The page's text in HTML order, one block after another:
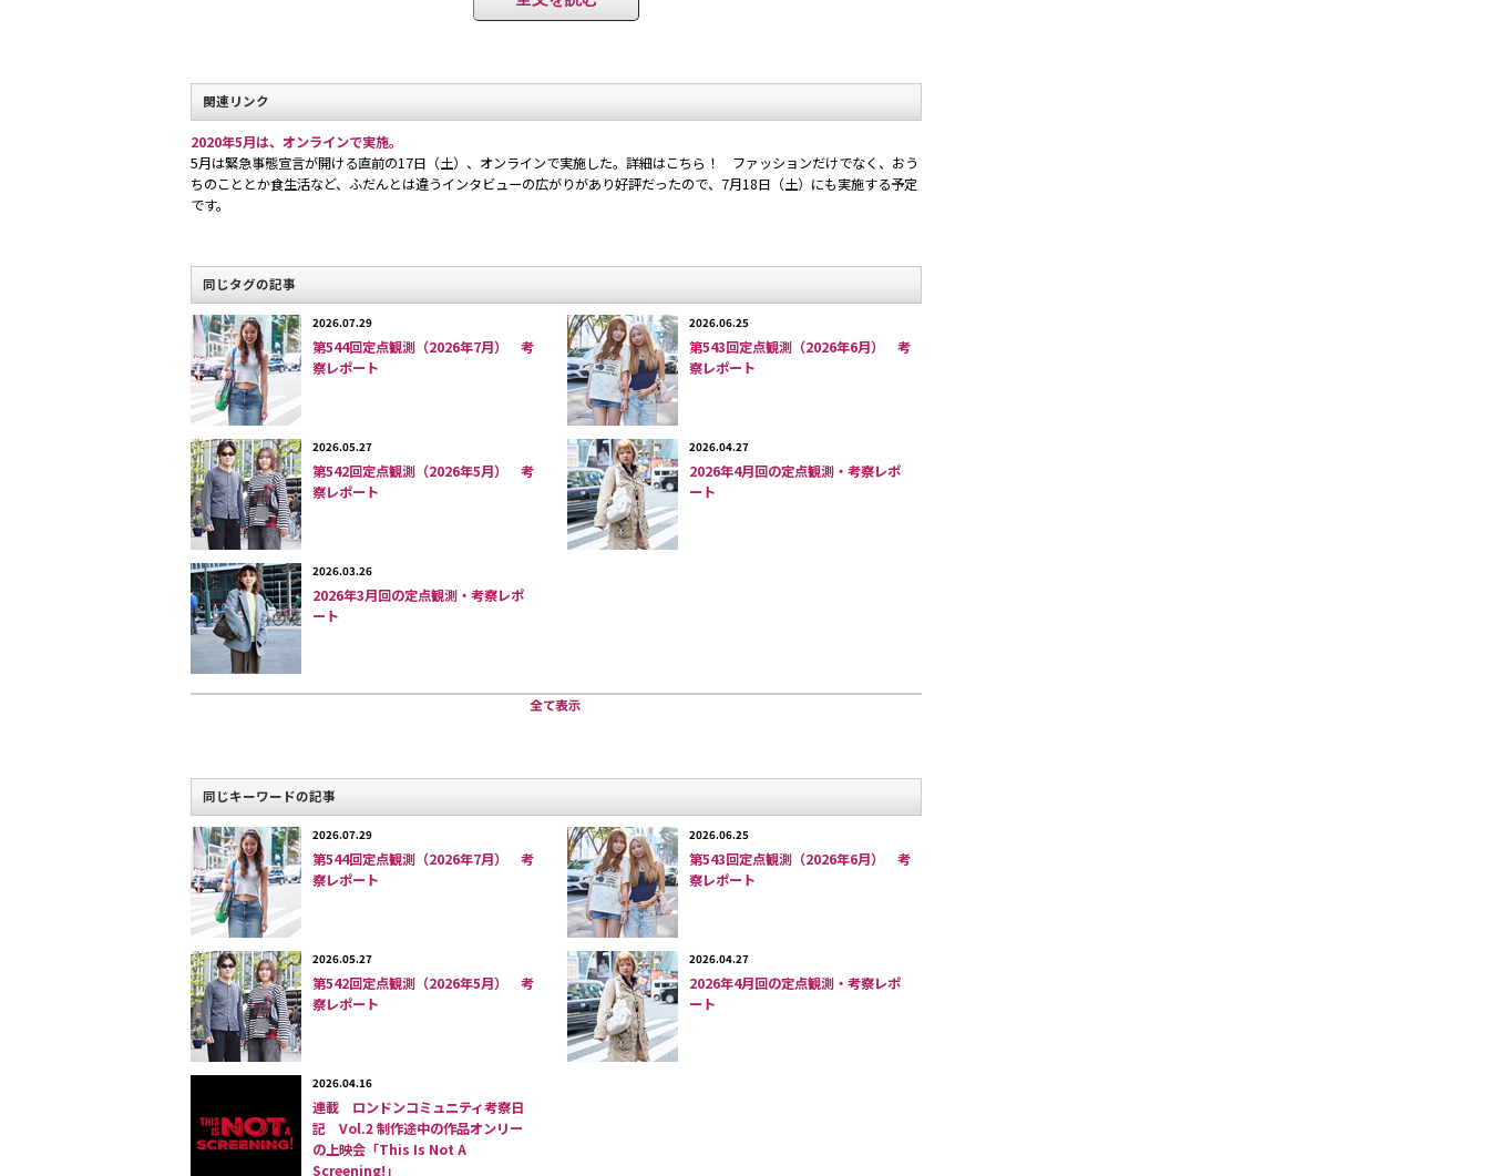
ース、しかもけっこうロング丈が多く、男性は真っ白なＴシャツルックが目立った（左）／キャットストリートで遭遇した
女性は鮮やかなイエローのパンツとラベンダーのビグシャツがポップな印象（中）／翌日、6月6日には女性も多かった、
白トップス＆白ボトムスの全身真っ白ルックの男性が目を引いた。
久しぶりの街は季節が変わって初夏の日差しに。
本稿を書いているのは6月30日。あっという間に6月も終わり。2020年も半分が過ぎてしま
うことになる。
COVID-19（新型コロナウィルス）の影響で、今年40年めとなる「定点観測」は、3月はミニ
マムな規模・スタイルで、4月は残念ながら中止、そして5月はオンラインでの実施となった
が、5月25日に緊急事態宣言解除になったということから、3カ月ぶりにリアルな路上で、フ
ィジカルディスタンスや除菌などに充分気をつけながら実施した。
今週末の7月4日（土）は天候次第だが、もう次の
で、その前に６月のストリートのようすを考察しておきたい。
ファッションは時代・社会、若者文化を映す鏡。
ルの候補があがり、最終的に渋谷の路上でスタッフ全員で討議した結果、６月はメイン＝カ
ウントアイテムは「白いＴシャツ」。そして、「シャツ（男子）」、「カラフルなパンツ」
の3つのテーマとした。
＊ ＊ ＊
関連リンク
2020年5月は、オンラインで実施。
5月は緊急事態宣言が開ける直前の17日（土）、オンラインで実施した。詳細はこちら！ ファッションだけでなく、おう
ちのこととか食生活など、ふだんとは違うインタビューの広がりがあり好評だったので、7月18日（土）にも実施する予定
です。
同じタグの記事
2026.07.29
第544回定点観測（2026年7月） 考
察レポート
2026.06.25
第543回定点観測（2026年6月） 考
察レポート
2026.05.27
第542回定点観測（2026年5月） 考
察レポート
2026.04.27
2026年4月回の定点観測・考察レポ
ート
2026.03.26
2026年3月回の定点観測・考察レポ
ート
同じキーワードの記事
2026.07.29
第544回定点観測（2026年7月） 考
察レポート
2026.06.25
第543回定点観測（2026年6月） 考
察レポート
2026.05.27
第542回定点観測（2026年5月） 考
察レポート
2026.04.27
2026年4月回の定点観測・考察レポ
ート
2026.04.16
連載 ロンドンコミュニティ考察日
記 Vol.2 制作途中の作品オンリー
の上映会「This Is Not A
Screening!」